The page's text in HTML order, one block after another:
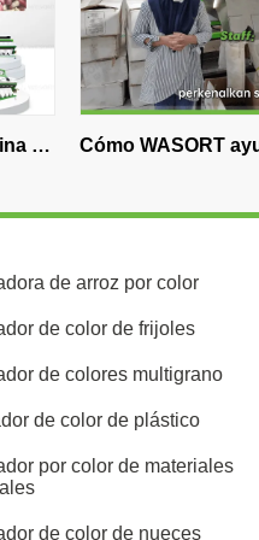
ayudó a un
a mejorar la eficiencia
de arroz por color
de color de frijoles
de colores multigrano
de color de plástico
por color de materiales
de color de nueces